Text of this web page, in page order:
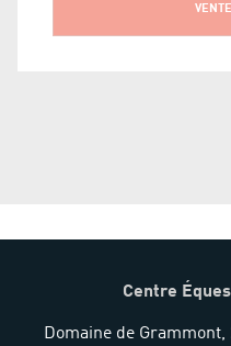
Centre
Domaine de